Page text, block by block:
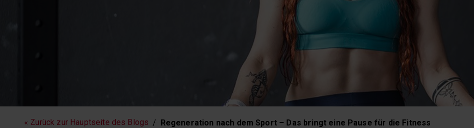
« Zurück zur Hauptseite des Blogs
Regeneration nach dem Sport – Das bringt eine Pause für die Fitness